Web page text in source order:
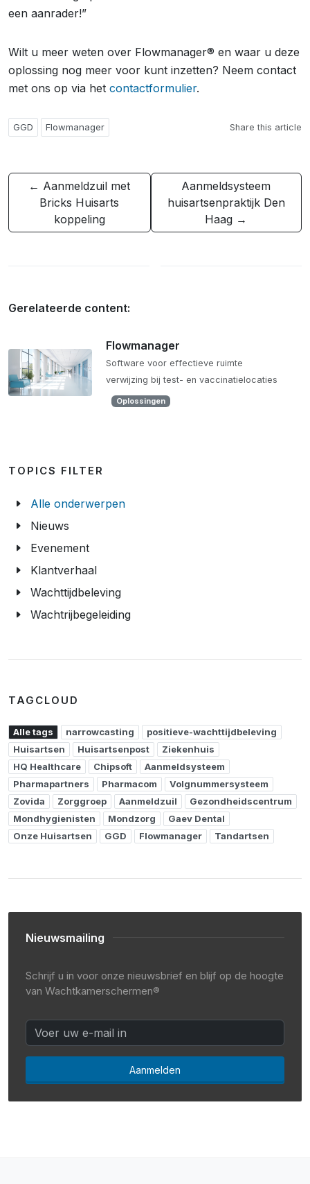
een aanrader!”
Wilt u meer weten over Flowmanager® en waar u deze
oplossing nog meer voor kunt inzetten? Neem contact
met ons op via het contactformulier.
GGD Flowmanager Share this article
← Aanmeldzuil met
Bricks Huisarts
koppeling
Aanmeldsysteem
huisartsenpraktijk Den
Haag →
Gerelateerde content:
Flowmanager
Software voor effectieve ruimte
verwijzing bij test- en vaccinatielocaties
Oplossingen
TOPICS FILTER
Alle onderwerpen
Nieuws
Evenement
Klantverhaal
Wachttijdbeleving
Wachtrijbegeleiding
TAGCLOUD
Alle tags narrowcasting
positieve-wachttijdbeleving
Huisartsen
Huisartsenpost
Ziekenhuis
HQ Healthcare
Chipsoft
Aanmeldsysteem
Pharmapartners
Pharmacom
Volgnummersysteem
Zovida
Zorggroep Aanmeldzuil
Gezondheidscentrum
Mondhygienisten
Mondzorg
Gaev Dental
Onze Huisartsen
GGD Flowmanager Tandartsen
Nieuwsmailing
Schrijf u in voor onze nieuwsbrief en blijf op de hoogte
van Wachtkamerschermen®
Aanmelden